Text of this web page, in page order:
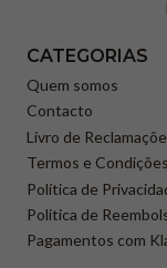
CATEGORIAS
Quem somos
Contacto
Livro de
Termos e Condições
Política de
Politica de
Pagamentos com